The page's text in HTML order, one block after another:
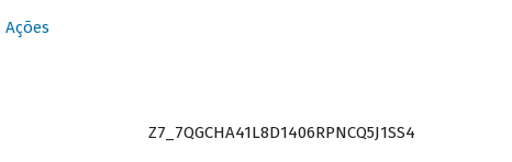
Ações
Z7_7QGCHA41L8D1406RPNCQ5J1SS4